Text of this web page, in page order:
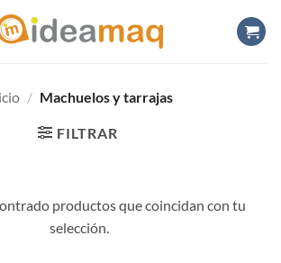
/ Machuelos y tarrajas
FILTRAR
productos que coincidan con tu
selección.